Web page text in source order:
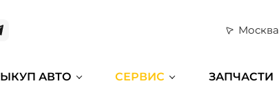
Москва
АВТО СЕРВИС ЗАПЧАСТИ